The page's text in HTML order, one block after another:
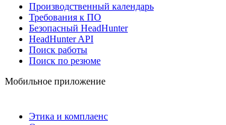
Производственный календарь
Требования к ПО
Безопасный HeadHunter
HeadHunter API
Поиск работы
Поиск по резюме
Мобильное приложение
Этика и комплаенс